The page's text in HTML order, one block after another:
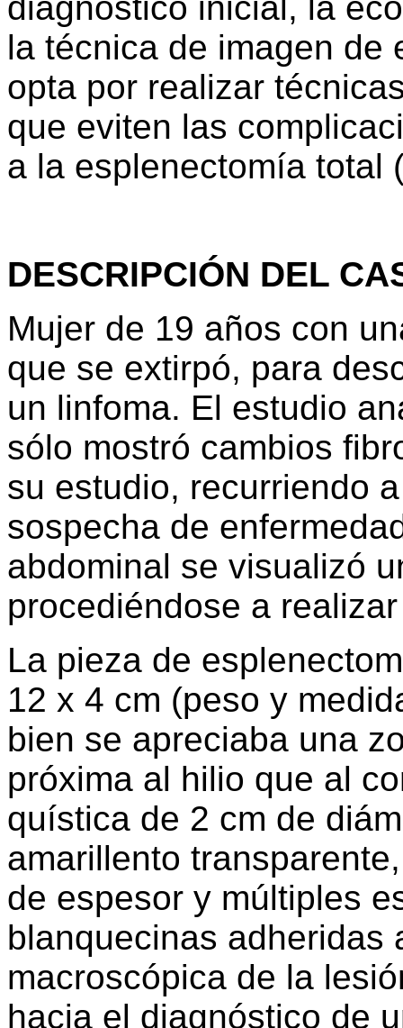
diagnóstico inicial, la
la técnica de imagen de
opta por realizar
que eviten las
a la esplenectomía total
DESCRIPCIÓN DEL
Mujer de 19 años con
que se extirpó, para
un linfoma. El estudio
sólo mostró cambios
su estudio, recurriendo
sospecha de
abdominal se visualizó
procediéndose a
La pieza de
12 x 4 cm (peso y
bien se apreciaba una
próxima al hilio que al
quística de 2 cm de
amarillento
de espesor y múltiples
blanquecinas adheridas
macroscópica de la
hacia el diagnóstico de